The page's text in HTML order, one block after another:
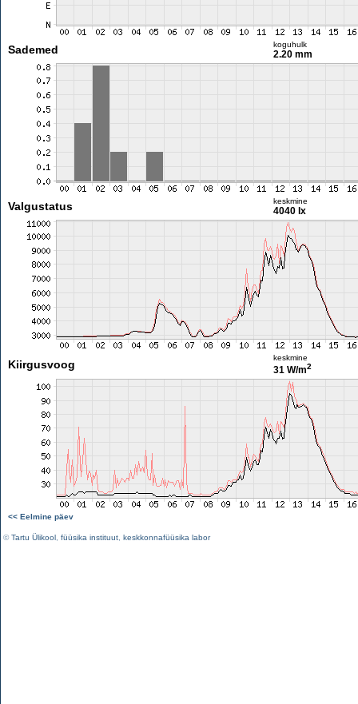
Sademed koguhulk
2.20 mm
Valgustatus keskmine
4040 lx
Kiirgusvoog
keskmine
31 W/m2
<< Eelmine päev
©Tartu Ülikool füüsika instituut keskkonnafüüsika labor